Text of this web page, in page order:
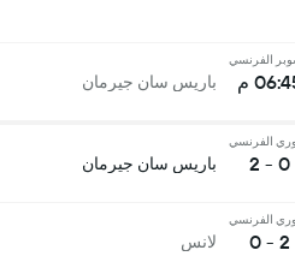
الفرنسي
م باريس سان جيرمان
الفرنسي
0 - 2 باريس سان جيرمان
الفرنسي
2 - 0 لانس